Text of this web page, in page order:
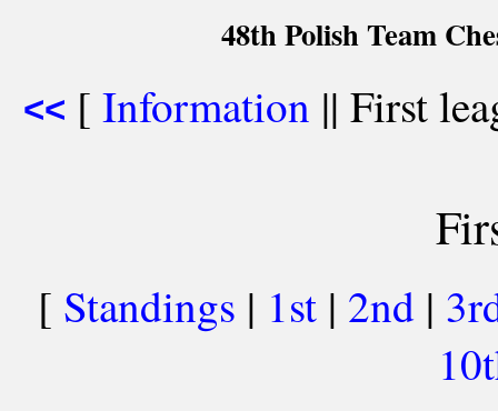
48th Polish Team
<< [ Information || First
[ Standings | 1st | 2nd |